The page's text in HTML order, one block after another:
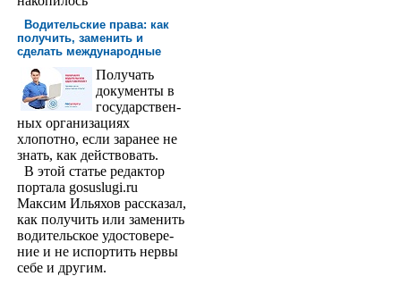
Водительские права: как
получить, заменить и
сделать международ­ные
Получать
доку­менты в
государствен­
ных организациях
хлопотно, если заранее не
знать, как действовать.
В этой статье редактор
портала gosuslugi.ru
Максим Ильяхов рассказал,
как получить или заменить
водительское удостовере­
ние и не испортить нервы
себе и другим.